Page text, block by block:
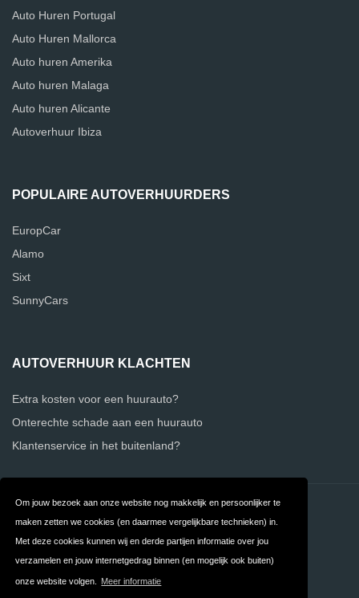
Om jouw bezoek aan onze website nog makkelijk en persoonlijker te
maken zetten we cookies (en daarmee vergelijkbare technieken) in.
Met deze cookies kunnen wij en derde partijen informatie over jou
verzamelen en jouw internetgedrag binnen (en mogelijk ook buiten)
onze website volgen. Meer informatie
Auto Huren Portugal
Auto Huren Mallorca
Auto huren Amerika
Auto huren Malaga
Auto huren Alicante
Autoverhuur Ibiza
POPULAIRE AUTOVERHUURDERS
EuropCar
Alamo
Sixt
SunnyCars
AUTOVERHUUR KLACHTEN
Extra kosten voor een huurauto?
Onterechte schade aan een huurauto
Klantenservice in het buitenland?
Contact Over ons
Privacy Algemene
Voorwaarden